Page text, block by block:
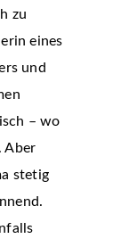
zu
eines
und
– wo
Aber
stetig